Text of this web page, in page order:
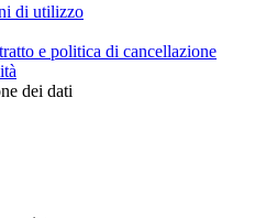
di utilizzo
e politica di cancellazione
dei dati